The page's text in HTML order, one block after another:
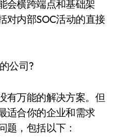
会横跨端点和基础架
对内部SOC活动的直接
公司?
有万能的解决方案。但
适合你的企业和需求
题，包括以下：